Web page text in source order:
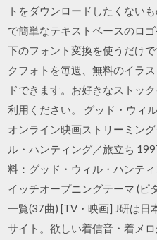
トをダウンロードしたくない
で簡単なテキストベースのロ
下のフォント変換を使うだけ
クフォトを毎週、無料のイラ
ドできます。お好きなストッ
利用ください。 グッド・ウィ
オンライン映画ストリーミン
ル・ハンティング／旅立ち
料：グッド・ウィル・ハンテ
イッチオープニングテーマ (ピ
一覧(37曲) [TV・映画] J研は日
サイト。欲しい着信音・着メ